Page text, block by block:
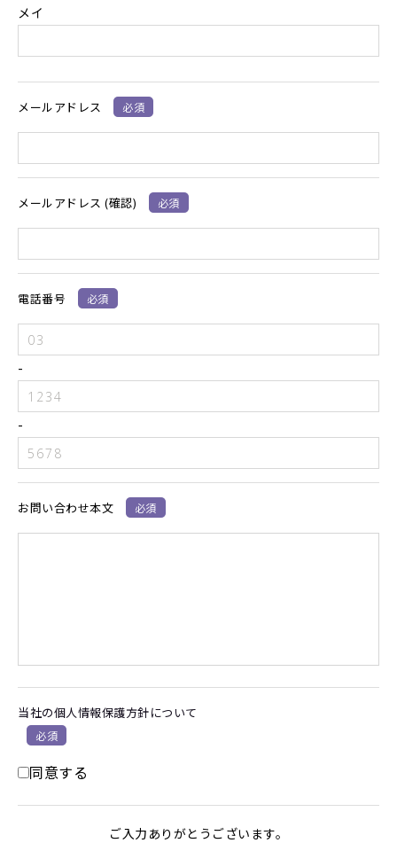
メイ
メールアドレス 必須
メールアドレス (確認) 必須
電話番号 必須
-
-
お問い合わせ本文 必須
当社の個人情報保護方針について
必須
同意する
ご入力ありがとうございます。